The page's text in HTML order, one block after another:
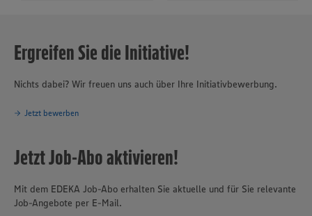
Ergreifen Sie die Initiative!
Nichts dabei? Wir freuen uns auch über Ihre Initiativbewerbung.
Jetzt bewerben
Jetzt Job-Abo aktivieren!
Mit dem EDEKA Job-Abo erhalten Sie aktuelle und für Sie relevante
Job-Angebote per E-Mail.